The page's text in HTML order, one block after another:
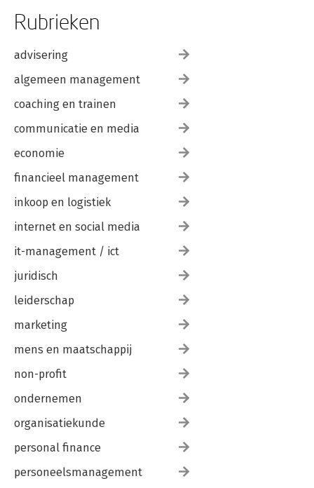
Rubrieken
advisering
algemeen management
coaching en trainen
communicatie en media
economie
financieel management
inkoop en logistiek
internet en social media
it-management / ict
juridisch
leiderschap
marketing
mens en maatschappij
non-profit
ondernemen
organisatiekunde
personal finance
personeelsmanagement